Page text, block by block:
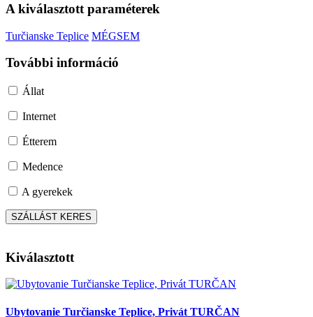
A kiválasztott paraméterek
Turčianske Teplice MÉGSEM
További információ
Állat
Internet
Étterem
Medence
A gyerekek
Kiválasztott
Ubytovanie Turčianske Teplice, Privát TURČAN